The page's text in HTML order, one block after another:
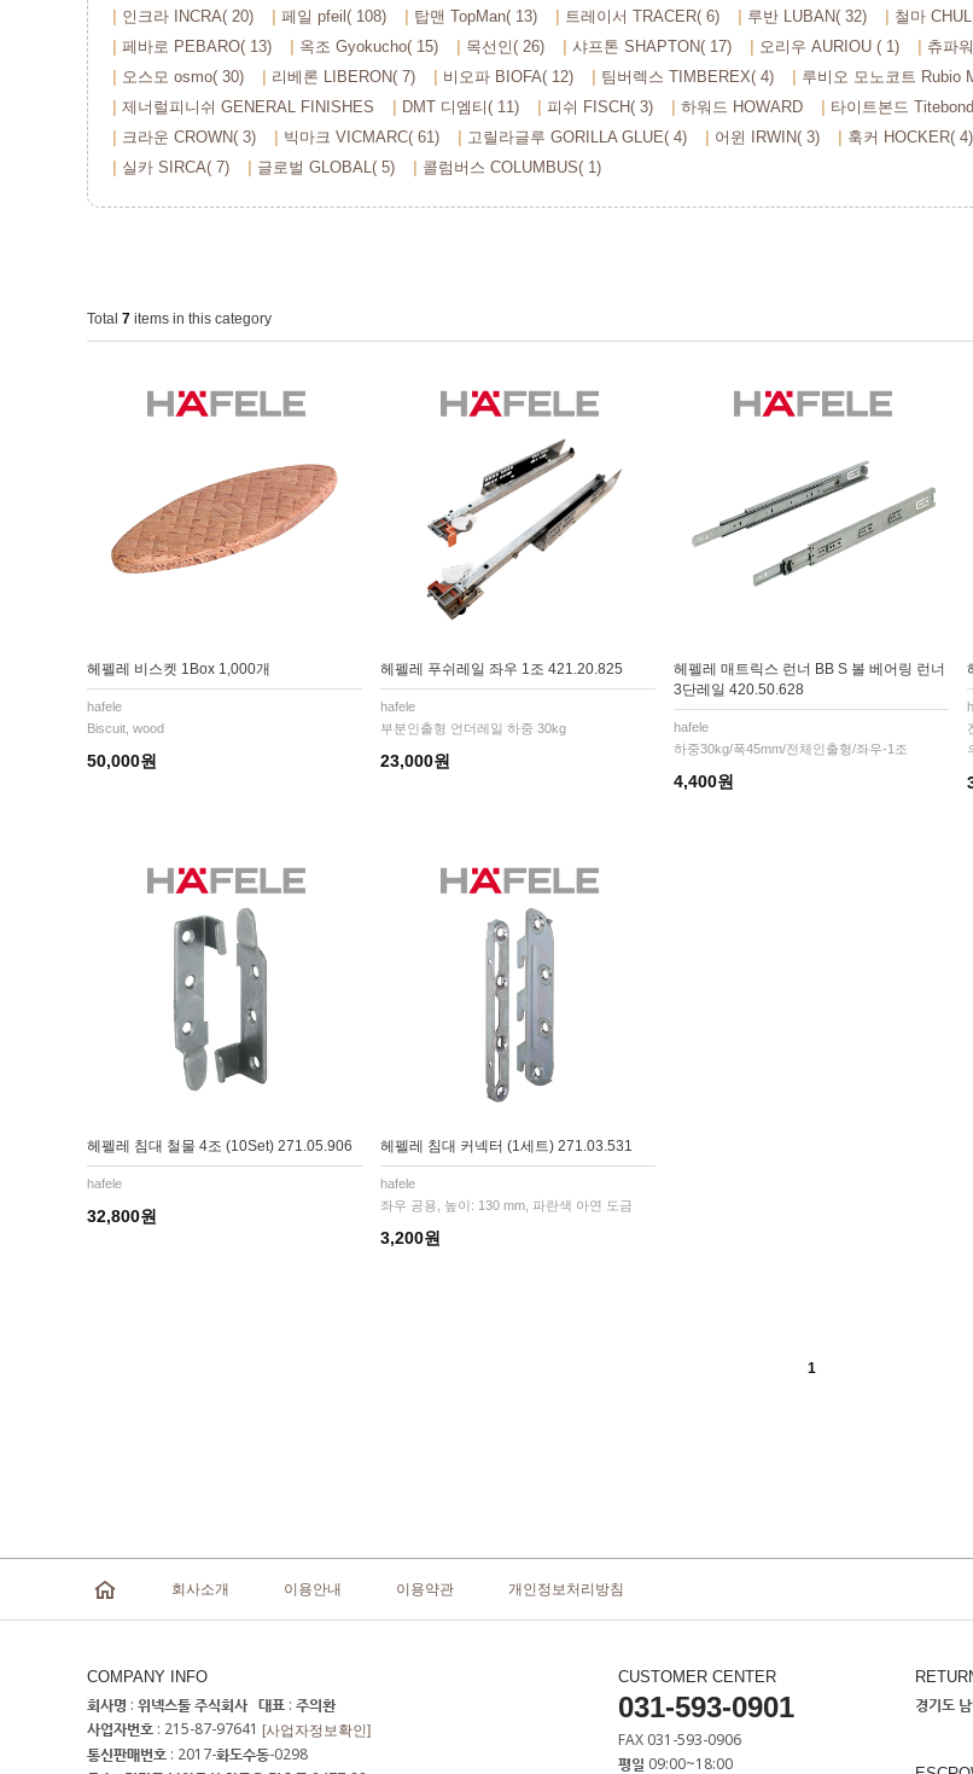
인크라 INCRA( 20)
페일 pfeil( 108) 탑맨 TopMan( 13) 트레이서 TRACER( 6) 루반 LUBAN( 32) 철마
페바로 PEBARO( 13)
옥조 Gyokucho( 15) 목선인( 26) 샤프톤 SHAPTON( 17) 오리우 AURIOU ( 1) 츄파
오스모 osmo( 30)
리베론 LIBERON( 7) 비오파 BIOFA( 12) 팀버렉스 TIMBEREX( 4) 루비오 모노코트 Rubio
제너럴피니쉬 GENERAL FINISHES
DMT 디엠티( 11) 피쉬 FISCH( 3) 하워드 HOWARD 타이트본드
크라운 CROWN( 3)
빅마크 VICMARC( 61) 고릴라글루 GORILLA GLUE( 4) 어윈 IRWIN( 3) 훅커 HOCKER( 4)
실카 SIRCA( 7)
글로벌 GLOBAL( 5) 콜럼버스 COLUMBUS( 1)
Total 7 items in this category
헤펠레 비스켓 1Box 1,000개
hafele
Biscuit, wood
50,000원
헤펠레 푸쉬레일 좌우 1조 421.20.825
hafele
부분인출형 언더레일 하중 30kg
23,000원
헤펠레 매트릭스 런너 BB S 볼 베어링 런너
3단레일 420.50.628
hafele
하중30kg/폭45mm/전체인출형/좌우-1조
4,400원
헤펠레 침대 철물 4조 (10Set) 271.05.906
hafele
32,800원
헤펠레 침대 커넥터 (1세트) 271.03.531
hafele
좌우 공용, 높이: 130 mm, 파란색 아연 도금
3,200원
1
회사소개 이용안내 이용약관 개인정보처리방침
COMPANY INFO
회사명 : 위넥스툴 주식회사 대표 : 주의환
사업자번호 : 215-87-97641 [사업자정보확인]
통신판매번호 : 2017-화도수동-0298
CUSTOMER CENTER
031-593-0901
FAX 031-593-0906
평일 09:00~18:00
경기도